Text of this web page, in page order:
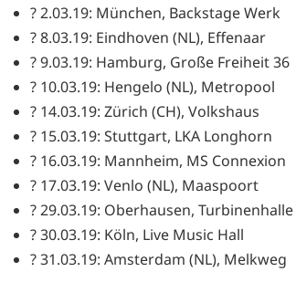
? 2.03.19: München, Backstage Werk
? 8.03.19: Eindhoven (NL), Effenaar
? 9.03.19: Hamburg, Große Freiheit 36
? 10.03.19: Hengelo (NL), Metropool
? 14.03.19: Zürich (CH), Volkshaus
? 15.03.19: Stuttgart, LKA Longhorn
? 16.03.19: Mannheim, MS Connexion
? 17.03.19: Venlo (NL), Maaspoort
? 29.03.19: Oberhausen,
? 30.03.19: Köln, Live Music Hall
? 31.03.19: Amsterdam (NL), Melkweg